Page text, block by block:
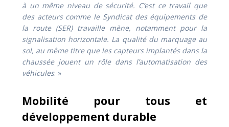
à un même niveau de sécurité. C’est ce travail que
des acteurs comme le Syndicat des équipements de
la route (SER) travaille mène, notamment pour la
signalisation horizontale. La qualité du marquage au
sol, au même titre que les capteurs implantés dans la
chaussée jouent un rôle dans l’automatisation des
véhicules. »
Mobilité pour tous et
développement durable